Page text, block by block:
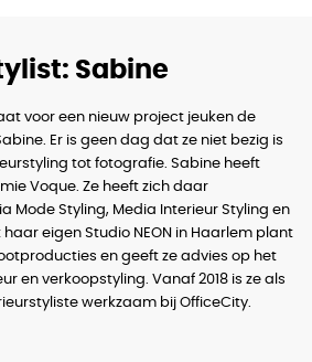
Sabine
voor een nieuw project jeuken de
Er is geen dag dat ze niet bezig is
tot fotografie. Sabine heeft
Voque. Ze heeft zich daar
Mode Styling, Media Interieur Styling en
eigen Studio NEON in Haarlem plant
en geeft ze advies op het
en verkoopstyling. Vanaf 2018 is ze als
werkzaam bij OfficeCity.